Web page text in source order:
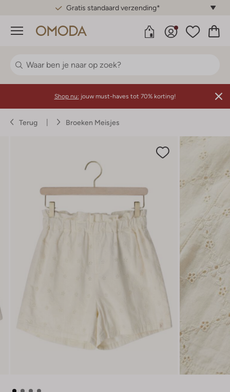
Gratis standaard verzending*
Menu
Shop nu: jouw must-haves tot 70% korting!
Terug Broeken Meisjes